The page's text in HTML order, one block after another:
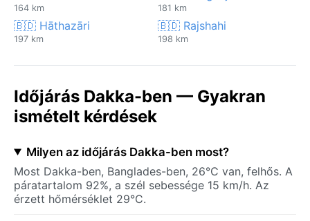
164 km 181 km
🇧🇩 Hāthazāri
197 km
🇧🇩 Rajshahi
198 km
Időjárás Dakka-ben — Gyakran
ismételt kérdések
Milyen az időjárás Dakka-ben most?
Most Dakka-ben, Banglades-ben, 26°C van, felhős. A
páratartalom 92%, a szél sebessége 15 km/h. Az
érzett hőmérséklet 29°C.